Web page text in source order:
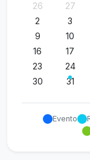
26 27
2
3
9
10
16
17
23
24
30
31
Evento